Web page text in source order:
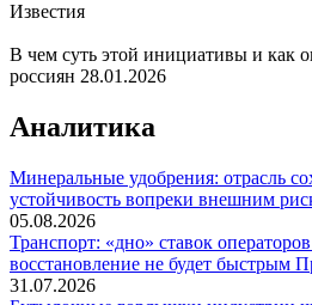
Известия
В чем суть этой инициативы и как
россиян 28.01.2026
Аналитика
Минеральные удобрения: отрасль
устойчивость вопреки внешним
05.08.2026
Транспорт: «дно» ставок
восстановление не будет быстрым
31.07.2026